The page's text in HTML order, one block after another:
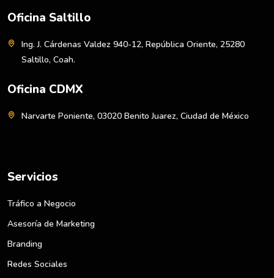
Oficina Saltillo
Ing. J. Cárdenas Valdez 940-12, República Oriente, 25280
Saltillo, Coah.
Oficina CDMX
Narvarte Poniente, 03020 Benito Juarez, Ciudad de México
Servicios
Tráfico a Negocio
Asesoría de Marketing
Branding
Redes Sociales